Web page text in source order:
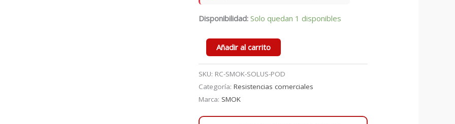
Disponibilidad: Solo quedan 1 disponibles
SMOK
SOLUS
POD
REPUESTO
cantidad
Añadir al carrito
SKU: RC-SMOK-SOLUS-POD
Categoría: Resistencias comerciales
Marca: SMOK